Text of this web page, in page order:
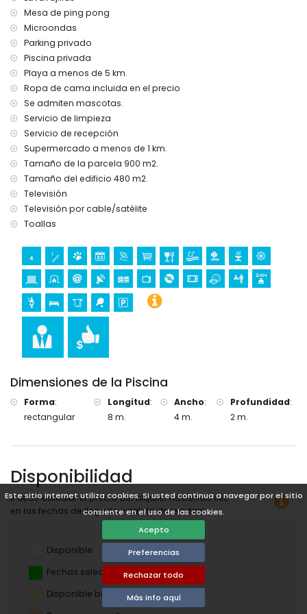
Este sitio internet utiliza cookies. Si usted continua a navegar por el sitio
consiente en el uso de las cookies.
Acepto
Preferencias
Rechazar todo
Más info aquí
servicio de recepción y servicio de emergencia 24 horas
ping-pong
calefacción central y aire acondicionado
Instalaciones y servicios con coste extra
servicio diario de limpieza
cama extra y camas/cunas para niños (bajo demanda)
Deportes
tenis, golf (La Sella, Denia) y equitación (a menos de 10
kilómetros de la villa)
Mesa de ping pong
Microondas
Parking privado
Piscina privada
Playa a menos de 5 km.
Ropa de cama incluida en el precio
Se admiten mascotas.
Servicio de limpieza
Servicio de recepción
Supermercado a menos de 1 km.
Tamaño de la parcela 900 m2.
Tamaño del edificio 480 m2.
Televisión
Televisión por cable/satélite
Toallas
Dimensiones de la Piscina
Forma:
rectangular
Longitud:
8 m.
Ancho:
4 m.
Profundidad:
2 m.
Disponibilidad
¡Puede calcular el precio del alquiler haciendo clic
en las fechas de llegada y salida deseadas!
Disponible
Fechas seleccionadas
Disponible bajo petición